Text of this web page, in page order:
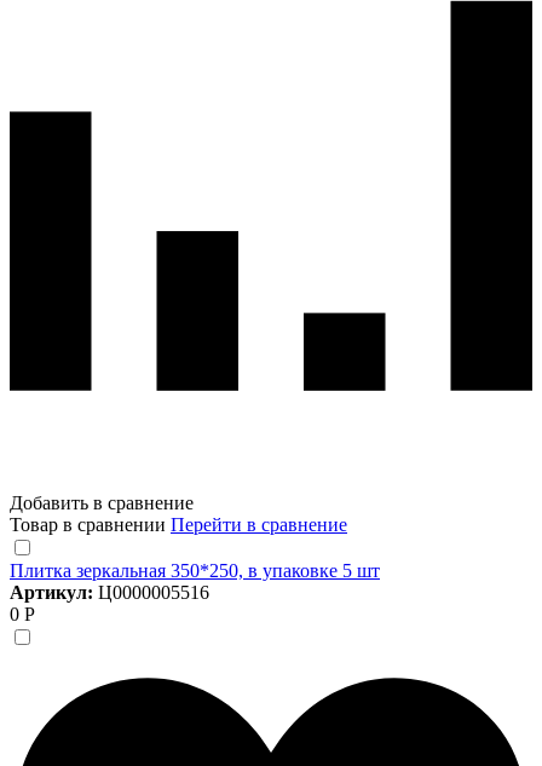
Добавить в сравнение
Товар в сравнении Перейти в сравнение
Плитка зеркальная 350*250, в упаковке 5 шт
Артикул: Ц0000005516
0 Р